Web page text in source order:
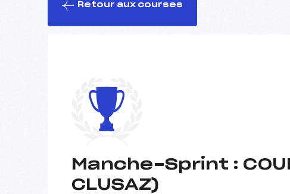
Retour aux courses
Manche-Sprint :
CLUSAZ)